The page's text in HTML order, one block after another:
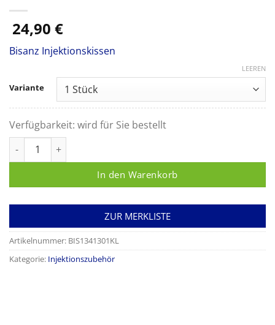
24,90 €
Bisanz Injektionskissen
Variante
LEEREN
Verfügbarkeit: wird für Sie bestellt
In den Warenkorb
ZUR MERKLISTE
Artikelnummer: BIS1341301KL
Kategorie: Injektionszubehör